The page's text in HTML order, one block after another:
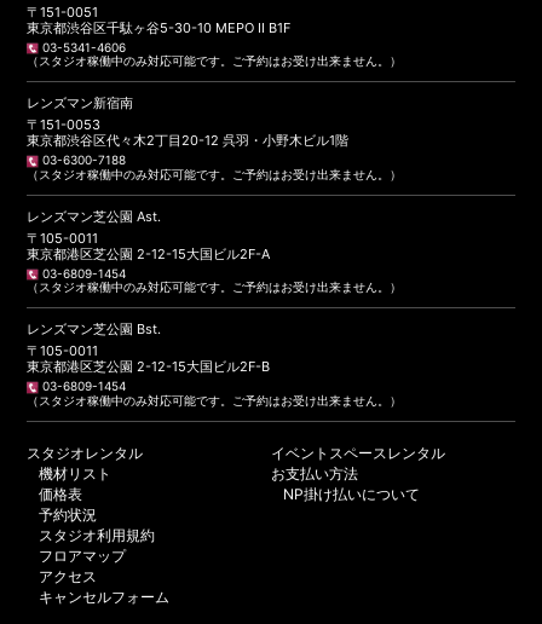
〒151-0051
東京都渋谷区千駄ヶ谷5-30-10 MEPO II B1F
03-5341-4606
（スタジオ稼働中のみ対応可能です。ご予約はお受け出来ません。）
レンズマン新宿南
〒151-0053
東京都渋谷区代々木2丁目20-12 呉羽・小野木ビル1階
03-6300-7188
（スタジオ稼働中のみ対応可能です。ご予約はお受け出来ません。）
レンズマン芝公園 Ast.
〒105-0011
東京都港区芝公園 2-12-15大国ビル2F-A
03-6809-1454
（スタジオ稼働中のみ対応可能です。ご予約はお受け出来ません。）
レンズマン芝公園 Bst.
〒105-0011
東京都港区芝公園 2-12-15大国ビル2F-B
03-6809-1454
（スタジオ稼働中のみ対応可能です。ご予約はお受け出来ません。）
スタジオレンタル
機材リスト
価格表
予約状況
スタジオ利用規約
フロアマップ
アクセス
キャンセルフォーム
イベントスペースレンタル
お支払い方法
NP掛け払いについて